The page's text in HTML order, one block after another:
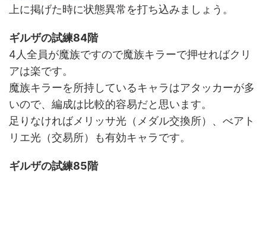
上に掲げた時に状態異常を打ち込みましょう。
ギルザの試練84階
4人全員が魔族ですので魔族キラーで押せればクリ
アは楽です。
魔族キラーを所持しているキャラはアタッカーが多
いので、編成は比較的容易だと思います。
足りなければメリッサ光（メダル交換所）、べアト
リエ光（交易所）も有効キャラです。
ギルザの試練85階